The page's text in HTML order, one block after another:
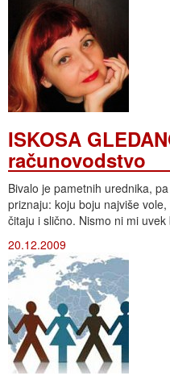
ISKOSA
računovodstvo
Bivalo je pametnih urednika,
priznaju: koju boju najviše
čitaju i slično. Nismo ni mi uvek
20.12.2009